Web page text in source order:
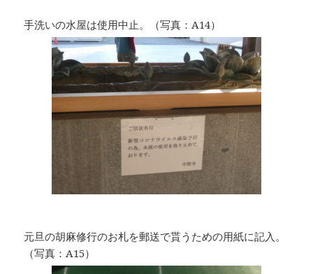
手洗いの水屋は使用中止。（写真：A14）
元旦の胡麻修行のお札を郵送で貰うための用紙に記入。
（写真：A15）